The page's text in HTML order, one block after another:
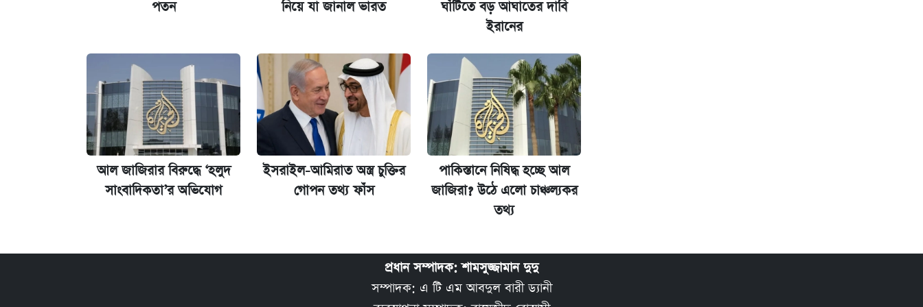
পতন
নিয়ে যা জানাল ভারত
ঘাঁটিতে বড় আঘাতের দাবি
ইরানের
আল জাজিরার বিরুদ্ধে ‘হলুদ
সাংবাদিকতা’র অভিযোগ
ইসরাইল-আমিরাত অস্ত্র চুক্তির
গোপন তথ্য ফাঁস
পাকিস্তানে নিষিদ্ধ হচ্ছে আল
জাজিরা? উঠে এলো চাঞ্চল্যকর
তথ্য
প্রধান সম্পাদক: শামসুজ্জামান দুদু
সম্পাদক: এ টি এম আবদুল বারী ড্যানী